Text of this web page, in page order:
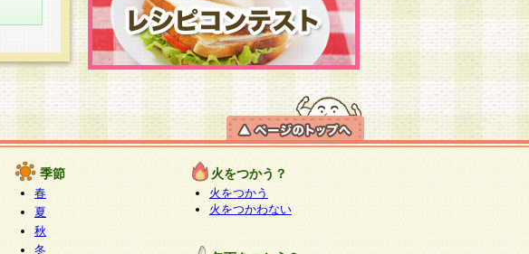
季節
春
夏
秋
冬
火をつかう？
火をつかう
火をつかわない